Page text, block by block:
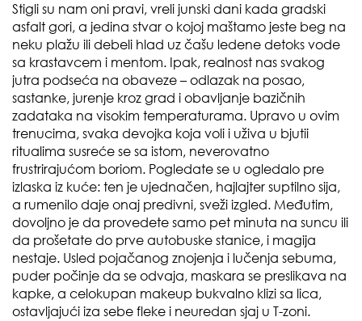
Stigli su nam oni pravi, vreli junski dani kada gradski
asfalt gori, a jedina stvar o kojoj maštamo jeste beg na
neku plažu ili debeli hlad uz čašu ledene detoks vode
sa krastavcem i mentom. Ipak, realnost nas svakog
jutra podseća na obaveze – odlazak na posao,
sastanke, jurenje kroz grad i obavljanje bazičnih
zadataka na visokim temperaturama. Upravo u ovim
trenucima, svaka devojka koja voli i uživa u bjutii
ritualima susreće se sa istom, neverovatno
frustrirajućom boriom. Pogledate se u ogledalo pre
izlaska iz kuće: ten je ujednačen, hajlajter suptilno sija,
a rumenilo daje onaj predivni, sveži izgled. Međutim,
dovoljno je da provedete samo pet minuta na suncu ili
da prošetate do prve autobuske stanice, i magija
nestaje. Usled pojačanog znojenja i lučenja sebuma,
puder počinje da se odvaja, maskara se preslikava na
kapke, a celokupan makeup bukvalno klizi sa lica,
ostavljajući iza sebe fleke i neuredan sjaj u T-zoni.